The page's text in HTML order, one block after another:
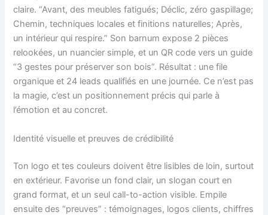
claire. “Avant, des meubles fatigués; Déclic, zéro gaspillage;
Chemin, techniques locales et finitions naturelles; Après,
un intérieur qui respire.” Son barnum expose 2 pièces
relookées, un nuancier simple, et un QR code vers un guide
“3 gestes pour préserver son bois”. Résultat : une file
organique et 24 leads qualifiés en une journée. Ce n’est pas
la magie, c’est un positionnement précis qui parle à
l’émotion et au concret.
Identité visuelle et preuves de crédibilité
Ton logo et tes couleurs doivent être lisibles de loin, surtout
en extérieur. Favorise un fond clair, un slogan court en
grand format, et un seul call-to-action visible. Empile
ensuite des “preuves” : témoignages, logos clients, chiffres